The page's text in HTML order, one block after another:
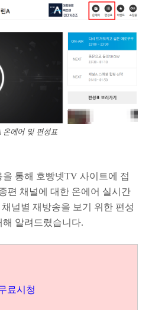
온에어 및 편성표
통해 호빵넷TV 사이트에 접
편 채널에 대한 온에어 실시간
널별 재방송을 보기 위한 편성
알려드렸습니다.
료시청